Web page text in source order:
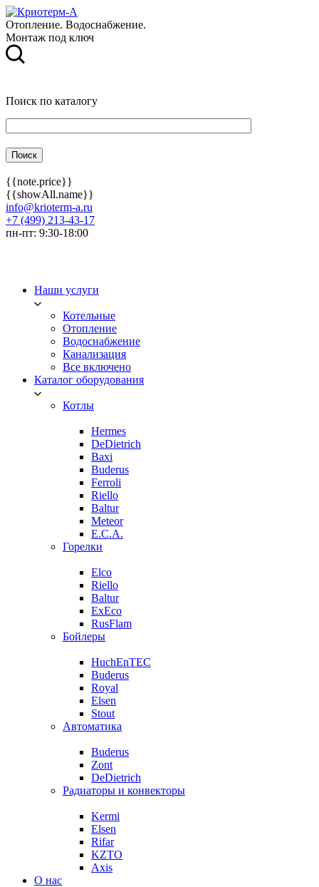
Отопление. Водоснабжение.
Монтаж под ключ
Поиск по каталогу
{{note.price}}
{{showAll.name}}
info@krioterm-a.ru
+7 (499) 213-43-17
пн-пт: 9:30-18:00
Наши услуги
Котельные
Отопление
Водоснабжение
Канализация
Все включено
Каталог оборудования
Котлы
Hermes
DeDietrich
Baxi
Buderus
Ferroli
Riello
Baltur
Meteor
E.C.A.
Горелки
Elco
Riello
Baltur
ExEco
RusFlam
Бойлеры
HuchEnTEC
Buderus
Royal
Elsen
Stout
Автоматика
Buderus
Zont
DeDietrich
Радиаторы и конвекторы
Kermi
Elsen
Rifar
KZTO
Axis
О нас